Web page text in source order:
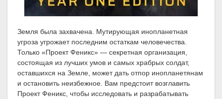
Земля была захвачена. Мутирующая инопланетная
угроза угрожает последним остаткам человечества.
Только «Проект Феникс» — секретная организация,
состоящая из лучших умов и самых храбрых солдат,
оставшихся на Земле, может дать отпор инопланетянам
и остановить неизбежное. Вам предстоит возглавить
Проект Феникс, чтобы исследовать и разрабатывать